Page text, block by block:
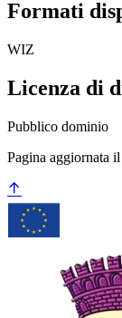
Formati
WIZ
Licenza di
Pubblico dominio
Pagina aggiornata